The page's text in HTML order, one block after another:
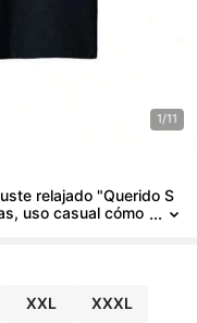
1/11
relajado "Querido S
uso casual cómo
XXL XXXL